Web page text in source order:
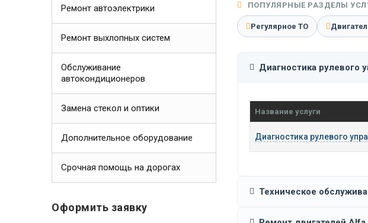
ПОПУЛЯРНЫЕ РАЗДЕЛЫ
Регулярное ТО
Диагностика рулевого
Название услуги
Диагностика рулевого
Техническое
Ремонт автоэлектрики
Ремонт выхлопных систем
Обслуживание
автокондиционеров
Замена стекол и оптики
Дополнительное оборудование
Срочная помощь на дорогах
Оформить заявку